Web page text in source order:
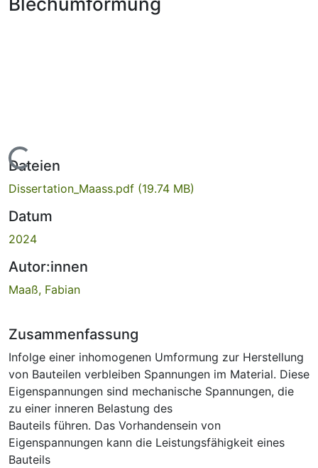
Lade...
Dateien
Dissertation_Maass.pdf (19.74 MB)
Datum
2024
Autor:innen
Maaß, Fabian
Zusammenfassung
Infolge einer inhomogenen Umformung zur Herstellung
von Bauteilen verbleiben Spannungen im Material. Diese
Eigenspannungen sind mechanische Spannungen, die
zu einer inneren Belastung des
Bauteils führen. Das Vorhandensein von
Eigenspannungen kann die Leistungsfähigkeit eines
Bauteils